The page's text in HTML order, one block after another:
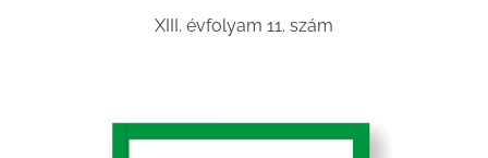
XIII. évfolyam 11. szám